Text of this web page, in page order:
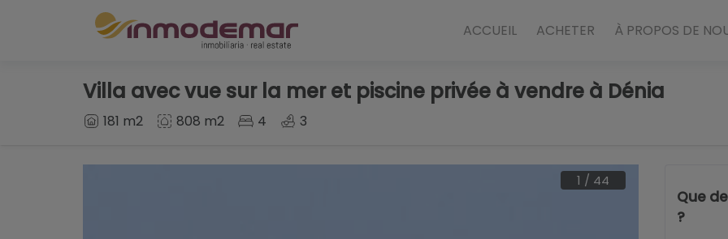
ACCUEIL ACHETER À PROPOS DE
Villa avec vue sur la mer et piscine privée à vendre à Dénia
181 m2 808 m2 4 3
1 / 44
Que
?